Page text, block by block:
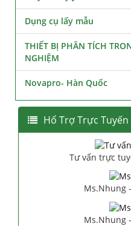
Dụng cụ lấy mẫu
THIẾT BỊ PHÂN TÍCH
NGHIỆM
Novapro- Hàn Quốc
Hổ Trợ Trực Tuyến
Tư vấn trực
Ms.Nhung
Ms.Nhung